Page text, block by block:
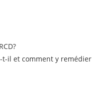
il et comment y remédier